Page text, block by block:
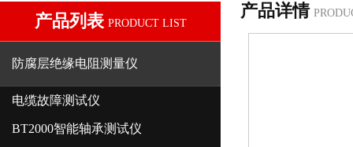
产品列表 PRODUCT LIST
防腐层绝缘电阻测量仪
电缆故障测试仪
BT2000智能轴承测试仪
产品详情